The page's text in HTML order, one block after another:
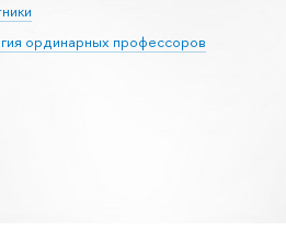
ординарных профессоров